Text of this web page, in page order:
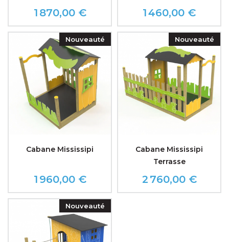
Prix
1 870,00 € Prix
1 460,00 €
Nouveauté
Cabane Mississipi
Prix
1 960,00 €
Nouveauté
Cabane Mississipi
Terrasse
Prix
2 760,00 €
Nouveauté